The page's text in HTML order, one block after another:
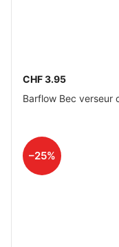
CHF 3.95
Barflow Bec verseur
–25%